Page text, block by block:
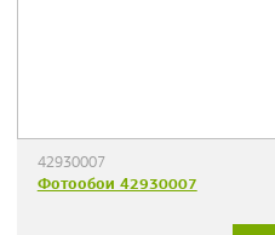
42930007
Фотообои 42930007